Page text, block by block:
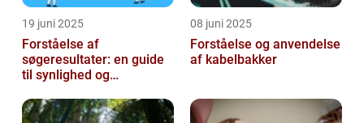
19 juni 2025
Forståelse af
søgeresultater: en guide
til synlighed og
08 juni 2025
Forståelse og anvendelse
af kabelbakker